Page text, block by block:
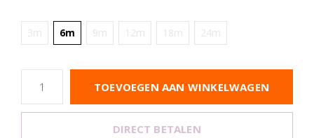
3m 6m 9m 12m 18m 24m
TOEVOEGEN AAN WINKELWAGEN
DIRECT BETALEN